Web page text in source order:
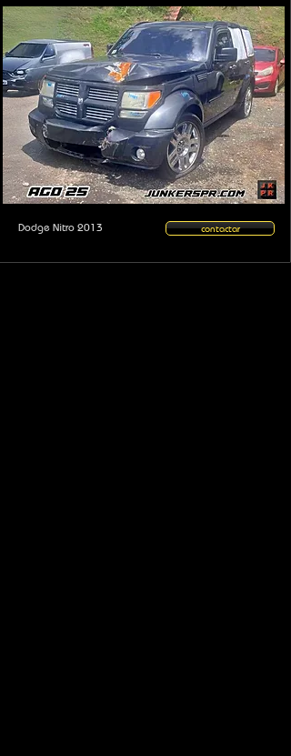
Dodge Nitro 2013 contactar